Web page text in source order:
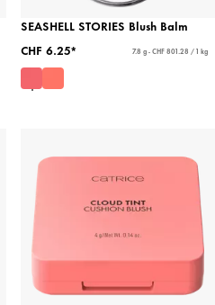
SEASHELL STORIES Blush Balm
CHF 6.25*
7.8 g - CHF 801.28 / 1 kg